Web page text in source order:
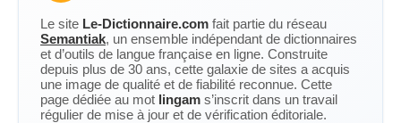
Le site Le-Dictionnaire.com fait partie du réseau
Semantiak, un ensemble indépendant de dictionnaires
et d’outils de langue française en ligne. Construite
depuis plus de 30 ans, cette galaxie de sites a acquis
une image de qualité et de fiabilité reconnue. Cette
page dédiée au mot lingam s’inscrit dans un travail
régulier de mise à jour et de vérification éditoriale.